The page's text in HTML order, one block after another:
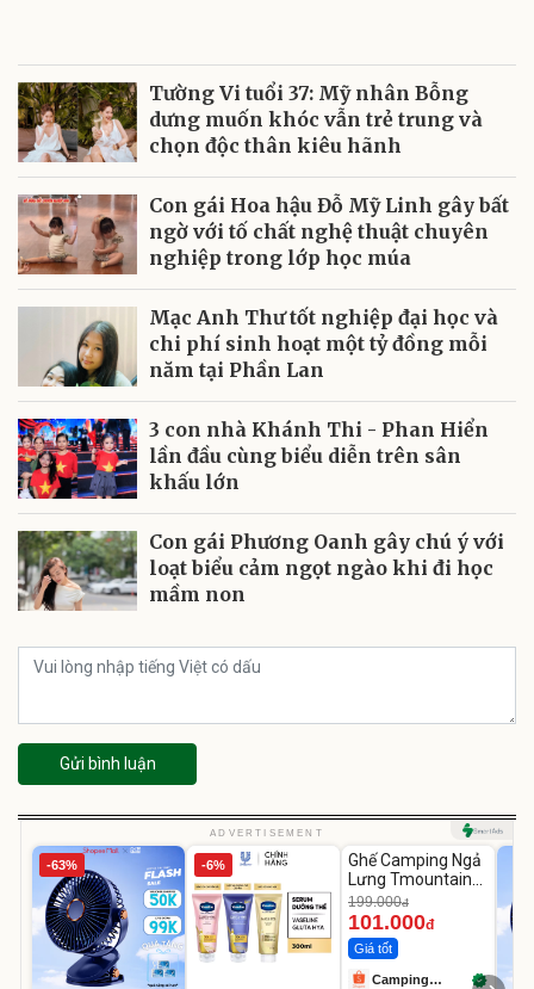
Tường Vi tuổi 37: Mỹ nhân Bỗng
dưng muốn khóc vẫn trẻ trung và
chọn độc thân kiêu hãnh
Con gái Hoa hậu Đỗ Mỹ Linh gây bất
ngờ với tố chất nghệ thuật chuyên
nghiệp trong lớp học múa
Mạc Anh Thư tốt nghiệp đại học và
chi phí sinh hoạt một tỷ đồng mỗi
năm tại Phần Lan
3 con nhà Khánh Thi - Phan Hiển
lần đầu cùng biểu diễn trên sân
khấu lớn
Con gái Phương Oanh gây chú ý với
loạt biểu cảm ngọt ngào khi đi học
mầm non
Gửi bình luận
ADVERTISEMENT
-63% -6% -49%
Ghế Camping Ngả
Lưng Tmountain
Gấp Gọn
199.000đ
101.000đ
Giá tốt
Camping